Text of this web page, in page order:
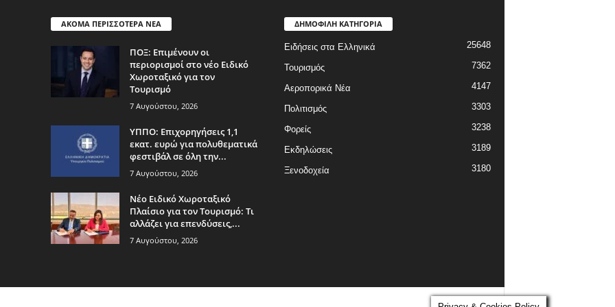
ΑΚΟΜΑ ΠΕΡΙΣΣΟΤΕΡΑ ΝΕΑ
ΠΟΞ: Επιμένουν οι
περιορισμοί στο νέο Ειδικό
Χωροταξικό για τον
Τουρισμό
7 Αυγούστου, 2026
ΥΠΠΟ: Επιχορηγήσεις 1,1
εκατ. ευρώ για πολυθεματικά
φεστιβάλ σε όλη την...
7 Αυγούστου, 2026
Νέο Ειδικό Χωροταξικό
Πλαίσιο για τον Τουρισμό: Τι
αλλάζει για επενδύσεις,...
7 Αυγούστου, 2026
ΔΗΜΟΦΙΛΗ ΚΑΤΗΓΟΡΙΑ
Ειδήσεις στα Ελληνικά 25648
Τουρισμός 7362
Αεροπορικά Νέα 4147
Πολιτισμός 3303
Φορείς 3238
Εκδηλώσεις 3189
Ξενοδοχεία 3180